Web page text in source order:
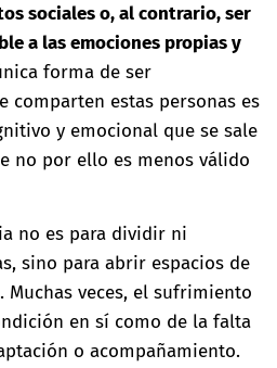
sociales o, al contrario, ser
a las emociones propias y
forma de ser
comparten estas personas es
y emocional que se sale
no por ello es menos válido
no es para dividir ni
sino para abrir espacios de
Muchas veces, el sufrimiento
en sí como de la falta
o acompañamiento.